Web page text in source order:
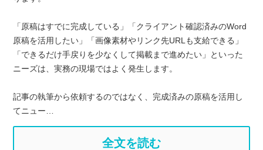
「原稿はすでに完成している」「クライアント確認済みのWord
原稿を活用したい」「画像素材やリンク先URLも支給できる」
「できるだけ手戻りを少なくして掲載まで進めたい」といった
ニーズは、実務の現場ではよく発生します。
記事の執筆から依頼するのではなく、完成済みの原稿を活用し
てニュー…
全文を読む